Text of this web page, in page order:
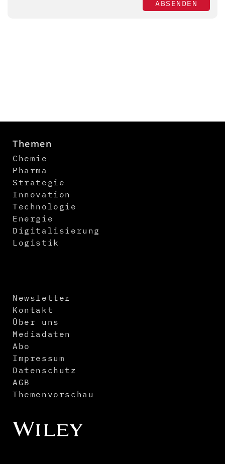
ABSENDEN
Themen
Chemie
Pharma
Strategie
Innovation
Technologie
Energie
Digitalisierung
Logistik
Newsletter
Kontakt
Über uns
Mediadaten
Abo
Impressum
Datenschutz
AGB
Themenvorschau